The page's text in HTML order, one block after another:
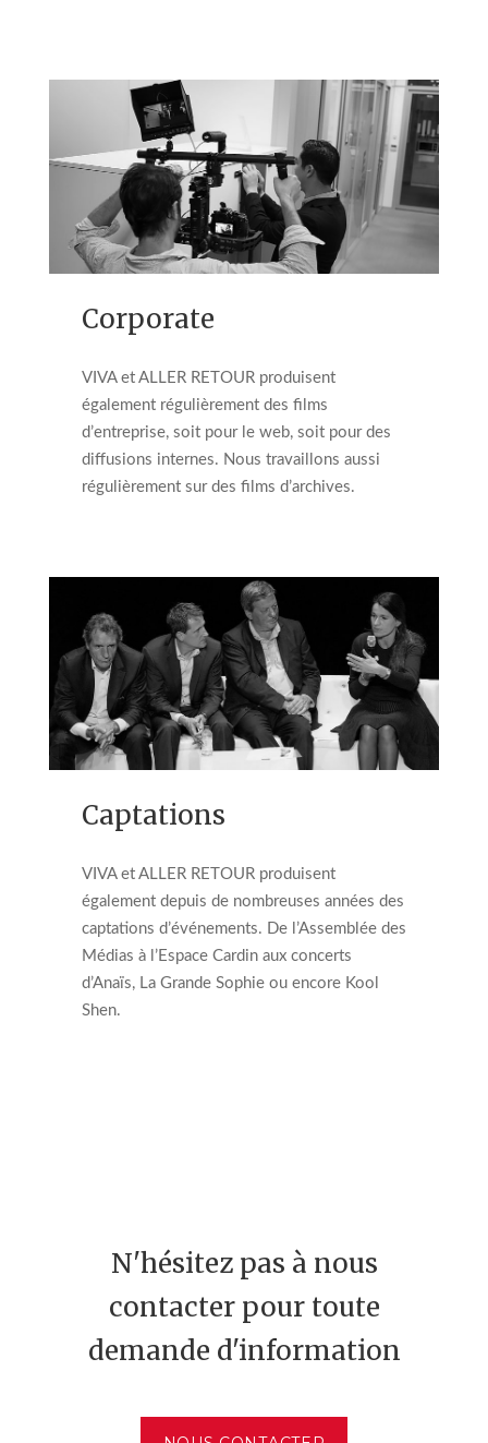
Corporate
VIVA et ALLER RETOUR produisent
également régulièrement des films
d’entreprise, soit pour le web, soit pour des
diffusions internes. Nous travaillons aussi
régulièrement sur des films d’archives.
Captations
VIVA et ALLER RETOUR produisent
également depuis de nombreuses années des
captations d’événements. De l’Assemblée des
Médias à l’Espace Cardin aux concerts
d’Anaïs, La Grande Sophie ou encore Kool
Shen.
N'hésitez pas à nous
contacter pour toute
demande d'information